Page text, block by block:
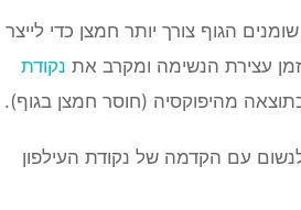
הגוף צורך יותר חמצן כדי לייצר
עצירת הנשימה ומקרב את נקודת
מהיפוקסיה (חוסר חמצן בגוף).
עם הקדמה של נקודת העילפון